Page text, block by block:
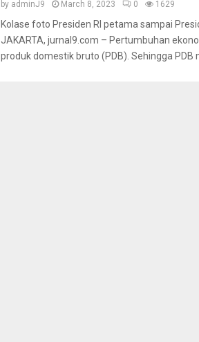
by adminJ9 March 8, 2023 0 1629
Kolase foto Presiden RI petama sampai
JAKARTA, jurnal9.com – Pertumbuhan
produk domestik bruto (PDB). Sehingga PDB